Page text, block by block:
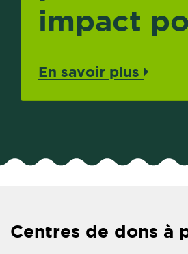
impact
En savoir plus
Centres de dons à